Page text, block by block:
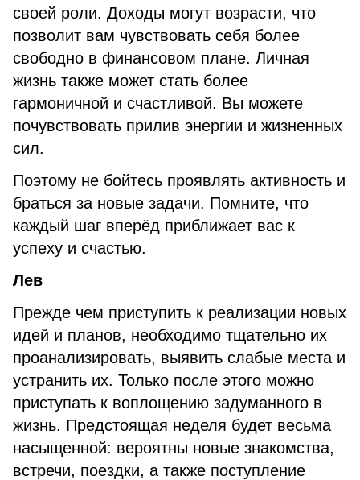
своей роли. Доходы могут возрасти, что
позволит вам чувствовать себя более
свободно в финансовом плане. Личная
жизнь также может стать более
гармоничной и счастливой. Вы можете
почувствовать прилив энергии и жизненных
сил.
Поэтому не бойтесь проявлять активность и
браться за новые задачи. Помните, что
каждый шаг вперёд приближает вас к
успеху и счастью.
Лев
Прежде чем приступить к реализации новых
идей и планов, необходимо тщательно их
проанализировать, выявить слабые места и
устранить их. Только после этого можно
приступать к воплощению задуманного в
жизнь. Предстоящая неделя будет весьма
насыщенной: вероятны новые знакомства,
встречи, поездки, а также поступление